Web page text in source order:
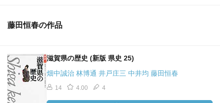
藤田恒春の作品
滋賀県の歴史 (新版 県史 25)
畑中誠治 林博通 井戸庄三 中井均 藤田恒春
14 4.00 4